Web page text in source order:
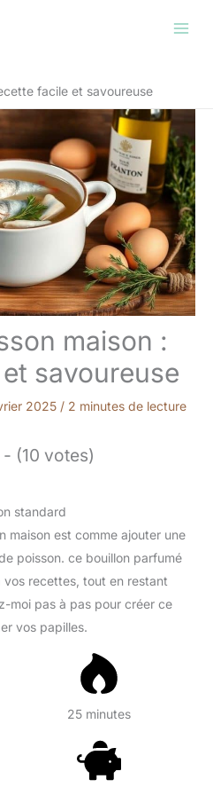
facile et savoureuse
maison :
savoureuse
2025 / 2 minutes de lecture
(10 votes)
maison est comme ajouter une
poisson. ce bouillon parfumé
vos recettes, tout en restant
moi pas à pas pour créer ce
vos papilles.
25 minutes